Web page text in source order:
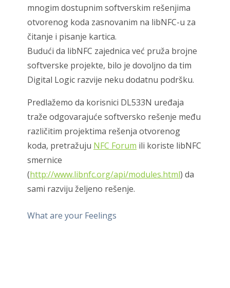
mnogim dostupnim softverskim rešenjima
otvorenog koda zasnovanim na libNFC-u za
čitanje i pisanje kartica.
Budući da libNFC zajednica već pruža brojne
softverske projekte, bilo je dovoljno da tim
Digital Logic razvije neku dodatnu podršku.
Predlažemo da korisnici DL533N uređaja
traže odgovarajuće softversko rešenje među
različitim projektima rešenja otvorenog
koda, pretražuju NFC Forum ili koriste libNFC
smernice
(http://www.libnfc.org/api/modules.html) da
sami razviju željeno rešenje.
What are your Feelings